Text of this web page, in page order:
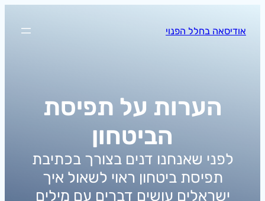
לתוכןאודיסאה בחלל הפנוי
הערות על תפיסת
הביטחון
לפני שאנחנו דנים בצורך בכתיבת
תפיסת ביטחון ראוי לשאול איך
ישראלים עושים דברים עם מילים